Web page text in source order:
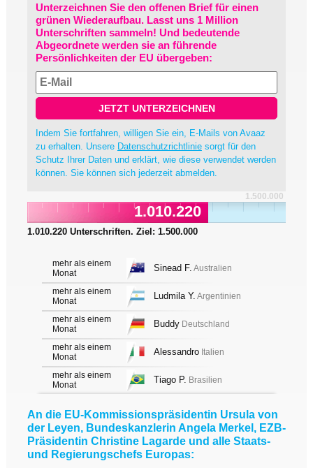
Unterzeichnen Sie den offenen Brief für einen
grünen Wiederaufbau. Lasst uns 1 Million
Unterschriften sammeln! Und bedeutende
Abgeordnete werden sie an führende
Persönlichkeiten der EU übergeben:
JETZT UNTERZEICHNEN
Indem Sie fortfahren, willigen Sie ein, E-Mails von Avaaz
zu erhalten. Unsere Datenschutzrichtliniesorgt für den
Schutz Ihrer Daten und erklärt, wie diese verwendet werden
können. Sie können sich jederzeit abmelden.
1.500.000
1.012.239
1.012.239 Unterschriften. Ziel: 1.500.000
mehr als einem
Monat
Sinead F. Australien
mehr als einem
Monat
Ludmila Y. Argentinien
mehr als einem
Monat
Buddy Deutschland
mehr als einem
Monat
Alessandro Italien
mehr als einem
Monat
Tiago P. Brasilien
An die EU-Kommissionspräsidentin Ursula von
der Leyen, Bundeskanzlerin Angela Merkel, EZB-
Präsidentin Christine Lagarde und alle Staats-
und Regierungschefs Europas: